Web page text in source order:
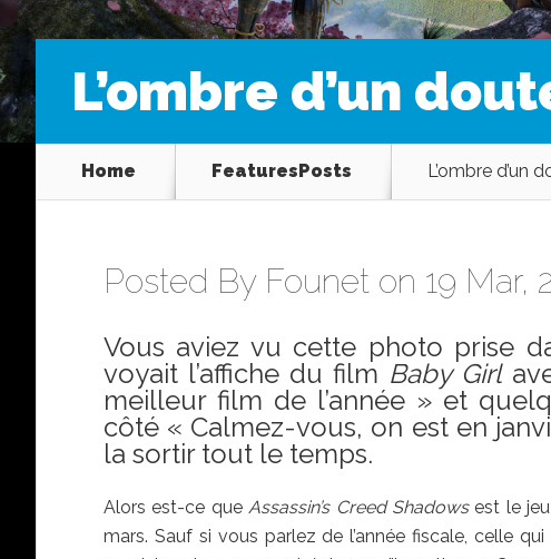
L’ombre d’un
Home FeaturesPosts L’ombre d’un
Posted By Founet on 19 Mar,
Vous aviez vu cette photo prise
voyait l’affiche du film Baby Girl
meilleur film de l’année » et
côté « Calmez-vous, on est en
la sortir tout le temps.
Alors est-ce queAssassin’s Creed Shadowsest le jeu
mars. Sauf si vous parlez de l’année fiscale, celle